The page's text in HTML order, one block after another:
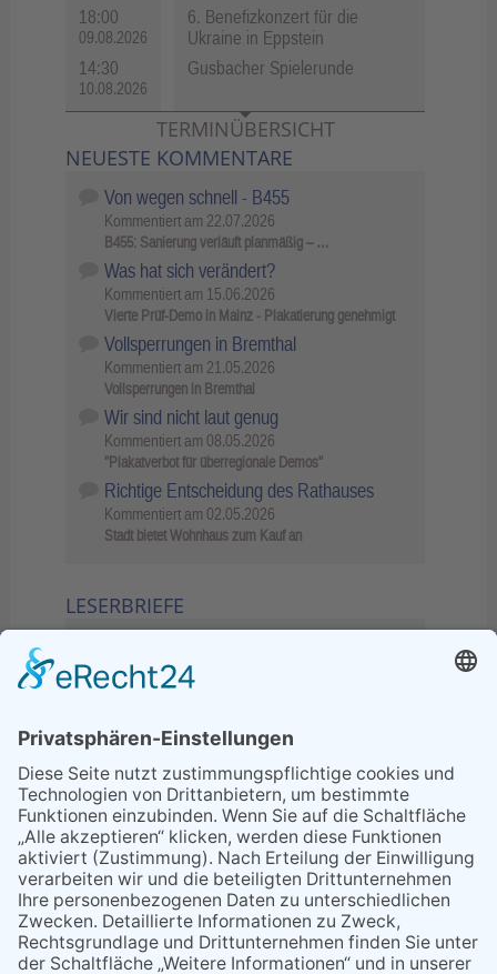
18:00
09.08.2026
6. Benefizkonzert für die
Ukraine in Eppstein
14:30
10.08.2026
Gusbacher Spielerunde
TERMINÜBERSICHT
NEUESTE KOMMENTARE
Von wegen schnell - B455
Kommentiert am 22.07.2026
B455: Sanierung verläuft planmäßig – …
Was hat sich verändert?
Kommentiert am 15.06.2026
Vierte Prüf-Demo in Mainz - Plakatierung genehmigt
Vollsperrungen in Bremthal
Kommentiert am 21.05.2026
Vollsperrungen in Bremthal
Wir sind nicht laut genug
Kommentiert am 08.05.2026
"Plakatverbot für überregionale Demos"
Richtige Entscheidung des Rathauses
Kommentiert am 02.05.2026
Stadt bietet Wohnhaus zum Kauf an
LESERBRIEFE
Sperrung B455: Kleiner
Grenzverkehr statt weite Wege
21.04.2026
Wenn Bahn-Computer nicht
miteinander kommunizieren
11.03.2026
"Plakatverbot für überregionale
Demos"
04.02.2026
Gelbe Tonne – Ein kleiner Blick
über den Tellerand
04.02.2026